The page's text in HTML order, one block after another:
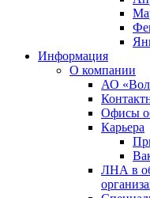
Информация
О компании
АО
Офисы
Карьера
ЛНА в